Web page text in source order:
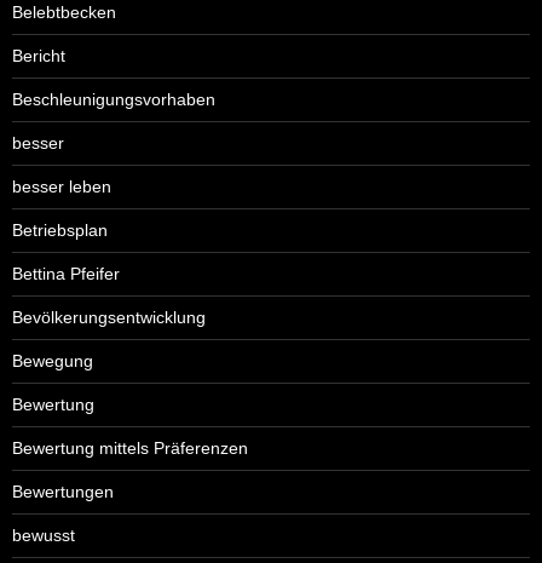
Belebtbecken
Bericht
Beschleunigungsvorhaben
besser
besser leben
Betriebsplan
Bettina Pfeifer
Bevölkerungsentwicklung
Bewegung
Bewertung
Bewertung mittels Präferenzen
Bewertungen
bewusst